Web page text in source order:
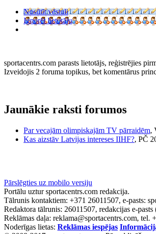
Nosūtīt vēstuli
Ignorēt lietotāju
sportacentrs.com parasts lietotājs, reģistrējies
Izveidojis 2 foruma topikus, bet komentārus
Jaunākie raksti forumos
Par vecajām olimpiskajām TV pārraidēm,
Kas aizstāv Latvijas intereses IIHF?, PČ
Pārslēgties uz mobilo versiju
Portālu uztur sportacentrs.com redakcija.
Tālrunis kontaktiem: +371 26011507, e-pasts:
Redaktora tālrunis: 26011507, redakcijas e-
Reklāmas daļa: reklama@sportacentrs.com, tel.
Noderīgas lietas: Reklāmas iespējas